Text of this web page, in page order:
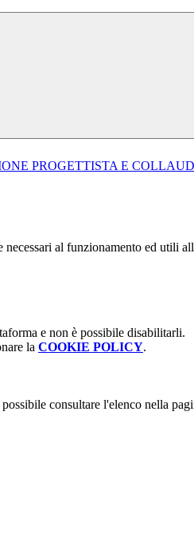
PROGETTISTA E
al funzionamento ed utili
e non è possibile disabilitarli.
la COOKIE POLICY.
consultare l'elenco nella